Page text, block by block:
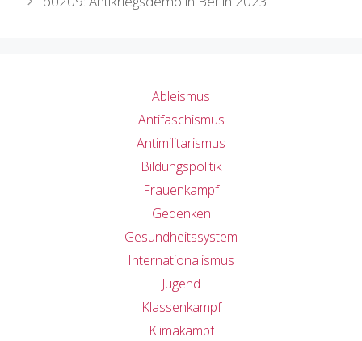
Ableismus
Antifaschismus
Antimilitarismus
Bildungspolitik
Frauenkampf
Gedenken
Gesundheitssystem
Internationalismus
Jugend
Klassenkampf
Klimakampf